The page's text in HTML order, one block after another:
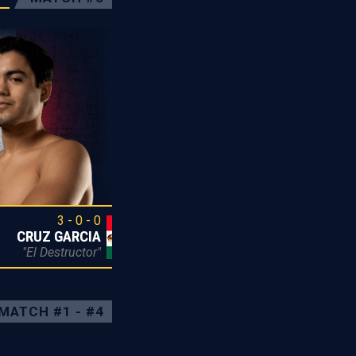
3 - 0 - 0
CRUZ GARCIA
"El Destructor"
#1 - #4